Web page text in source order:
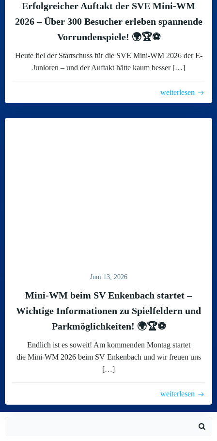
Erfolgreicher Auftakt der SVE Mini-WM
2026 – Über 300 Besucher erleben spannende
Vorrundenspiele! 🌍🏆⚽
Heute fiel der Startschuss für die SVE Mini-WM 2026 der E-
Junioren – und der Auftakt hätte kaum besser […]
weiterlesen
Juni 13, 2026
Mini-WM beim SV Enkenbach startet –
Wichtige Informationen zu Spielfeldern und
Parkmöglichkeiten! 🌍🏆⚽
Endlich ist es soweit! Am kommenden Montag startet
die Mini-WM 2026 beim SV Enkenbach und wir freuen uns
[…]
weiterlesen